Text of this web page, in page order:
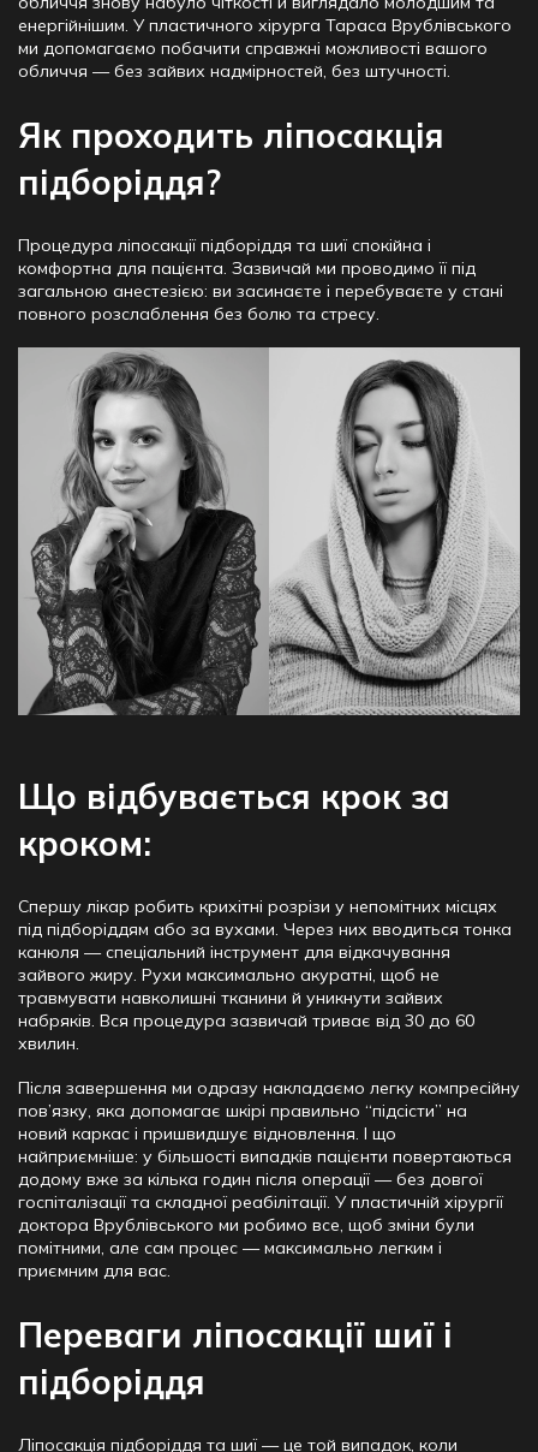
енергійнішим. У пластичного хірурга Тараса Врублівського
ми допомагаємо побачити справжні можливості вашого
обличчя — без зайвих надмірностей, без штучності.
Як проходить ліпосакція
підборіддя?
Процедура ліпосакції підборіддя та шиї спокійна і
комфортна для пацієнта. Зазвичай ми проводимо її під
загальною анестезією: ви засинаєте і перебуваєте у стані
повного розслаблення без болю та стресу.
Що відбувається крок за
кроком:
Спершу лікар робить крихітні розрізи у непомітних місцях
під підборіддям або за вухами. Через них вводиться тонка
канюля — спеціальний інструмент для відкачування
зайвого жиру. Рухи максимально акуратні, щоб не
травмувати навколишні тканини й уникнути зайвих
набряків. Вся процедура зазвичай триває від 30 до 60
хвилин.
Після завершення ми одразу накладаємо легку компресійну
пов’язку, яка допомагає шкірі правильно “підсісти” на
новий каркас і пришвидшує відновлення. І що
найприємніше: у більшості випадків пацієнти повертаються
додому вже за кілька годин після операції — без довгої
госпіталізації та складної реабілітації. У пластичній хірургії
доктора Врублівського ми робимо все, щоб зміни були
помітними, але сам процес — максимально легким і
приємним для вас.
Переваги ліпосакції шиї і
підборіддя
Ліпосакція підборіддя та шиї — це той випадок, коли